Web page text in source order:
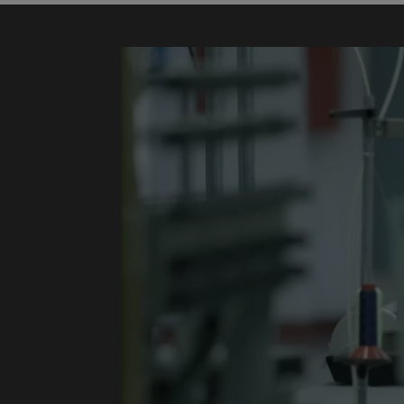
DÉMARREZ LE PROCESSUS SUR-